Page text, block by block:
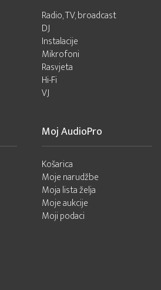
Radio, TV, broadcast
DJ
Instalacije
Mikrofoni
Rasvjeta
Hi-Fi
VJ
Moj AudioPro
Košarica
Moje narudžbe
Moja lista želja
Moje aukcije
Moji podaci